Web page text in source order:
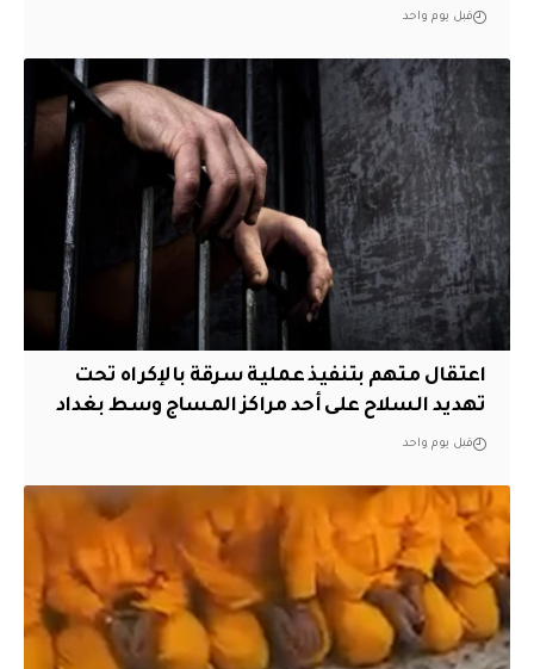
قبل يوم واحد
اعتقال متهم بتنفيذ عملية سرقة بالإكراه تحت
تهديد السلاح على أحد مراكز المساج وسط بغداد
قبل يوم واحد